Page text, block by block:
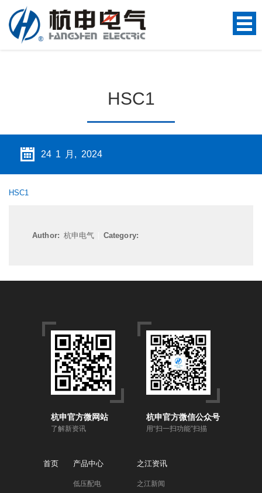
HSC1
24 1 月, 2024
HSC1
Author: 杭申电气| Category:
杭申官方微网站
了解新资讯
杭申官方微信公众号
用“扫一扫功能”扫描
首页 产品中心
低压配电
之江资讯
之江新闻